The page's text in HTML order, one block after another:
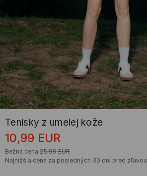
Tenisky z umelej kože
10,99 EUR
Bežná cena 25,99 EUR
Najnižšia cena za posledných 30 dní pred zľavou